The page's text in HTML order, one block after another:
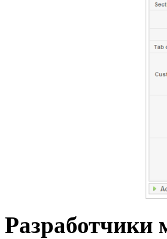
Разработчики